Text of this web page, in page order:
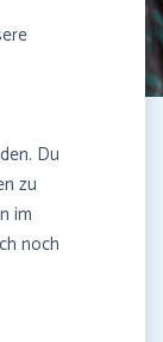
Du
zu
im
noch